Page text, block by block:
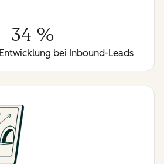
34 %
bei Inbound-Leads